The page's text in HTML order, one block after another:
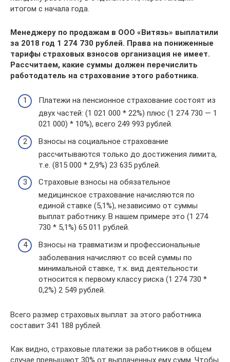
итогом с начала года.
Менеджеру по продажам в ООО «Витязь» выплатили
за 2018 год 1 274 730 рублей. Права на пониженные
тарифы страховых взносов организация не имеет.
Рассчитаем, какие суммы должен перечислить
работодатель на страхование этого работника.
Платежи на пенсионное страхование состоят из
двух частей: (1 021 000 * 22%) плюс (1 274 730 — 1
021 000) * 10%), всего 249 993 рублей.
Взносы на социальное страхование
рассчитываются только до достижения лимита,
т.е. (815 000 * 2,9%) 23 635 рублей.
Страховые взносы на обязательное
медицинское страхование начисляются по
единой ставке (5,1%), независимо от суммы
выплат работнику. В нашем примере это (1 274
730 * 5,1%) 65 011 рублей.
Взносы на травматизм и профессиональные
заболевания начисляют со всей суммы по
минимальной ставке, т.к. вид деятельности
относится к первому классу риска (1 274 730 *
0,2%) 2 549 рублей.
Всего размер страховых выплат за этого работника
составит 341 188 рублей.
Как видно, страховые платежи за работников в общем
случае превышают 30% от выплаченных ему сумм. Чтобы